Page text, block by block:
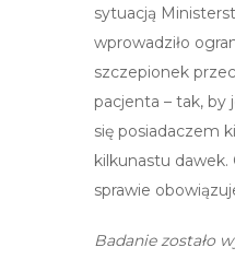
sytuacją
wprowadziło
szczepionek
pacjenta – tak, by
się posiadaczem
kilkunastu
sprawie
Badanie zostało